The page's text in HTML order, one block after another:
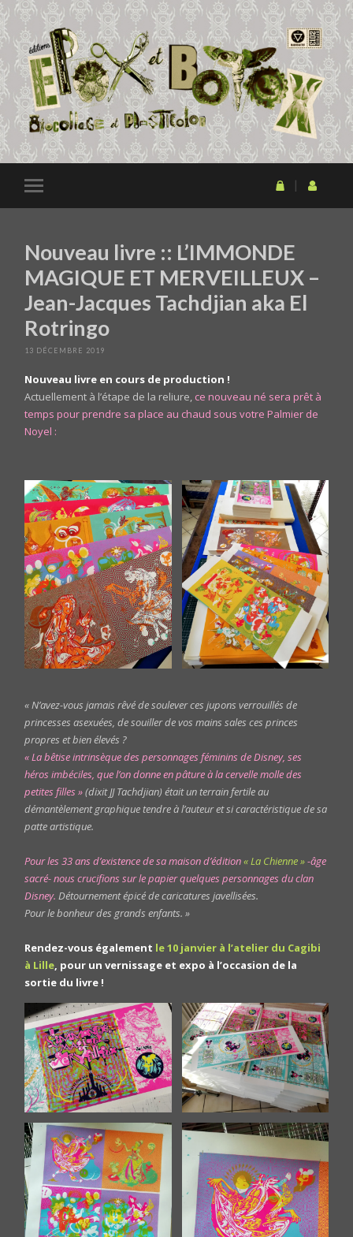
Nouveau livre :: L’IMMONDE
MAGIQUE ET MERVEILLEUX –
Jean-Jacques Tachdjian aka El
Rotringo
13 DÉCEMBRE 2019
Nouveau livre en cours de production !
Actuellement à l’étape de la reliure, ce nouveau né sera prêt à
temps pour prendre sa place au chaud sous votre Palmier de
Noyel :
« N’avez-vous jamais rêvé de soulever ces jupons verrouillés de
princesses asexuées, de souiller de vos mains sales ces princes
propres et bien élevés ?
« La bêtise intrinsèque des personnages féminins de Disney, ses
héros imbéciles, que l’on donne en pâture à la cervelle molle des
petites filles »(dixit JJ Tachdjian) était un terrain fertile au
démantèlement graphique tendre à l’auteur et si caractéristique de sa
patte artistique.
Pour les 33 ans d’existence de sa maison d’édition« La Chienne »-âge
sacré- nous crucifions sur le papier quelques personnages du clan
Disney. Détournement épicé de caricatures javellisées.
Pour le bonheur des grands enfants. »
Rendez-vous également le 10 janvier à l’atelier du Cagibi
à Lille, pour un vernissage et expo à l’occasion de la
sortie du livre !